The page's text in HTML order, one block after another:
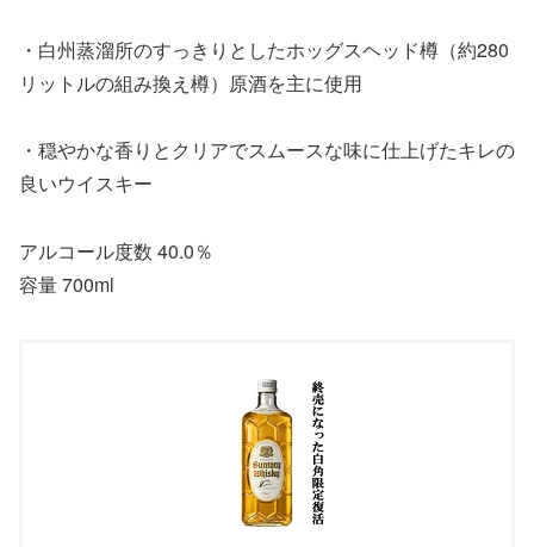
・白州蒸溜所のすっきりとしたホッグスヘッド樽（約280
リットルの組み換え樽）原酒を主に使用
・穏やかな香りとクリアでスムースな味に仕上げたキレの
良いウイスキー
アルコール度数 40.0％
容量 700ml